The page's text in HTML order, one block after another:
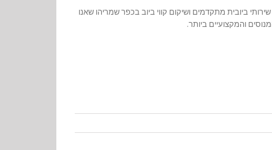
ביובית מתקדמים ושיקום קווי ביוב בכפר שמריהו שאנו
והמקצועיים ביותר.